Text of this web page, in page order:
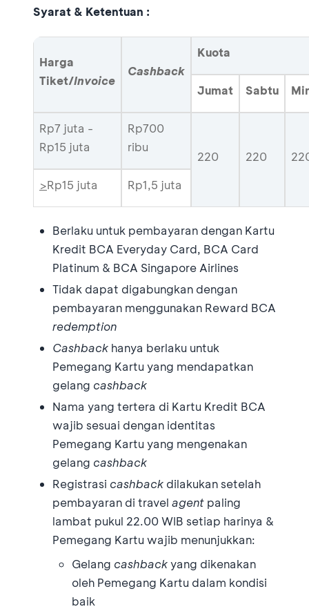
Syarat & Ketentuan :
Harga
Tiket/Invoice
Cashback
Kuota
Jumat Sabtu
Rp7 juta -
Rp15 juta
Rp700
ribu
220 220
>Rp15 juta Rp1,5 juta
Berlaku untuk pembayaran dengan Kartu
Kredit BCA Everyday Card, BCA Card
Platinum & BCA Singapore Airlines
Tidak dapat digabungkan dengan
pembayaran menggunakan Reward BCA
redemption
Cashback hanya berlaku untuk
Pemegang Kartu yang mendapatkan
gelang cashback
Nama yang tertera di Kartu Kredit BCA
wajib sesuai dengan identitas
Pemegang Kartu yang mengenakan
gelang cashback
Registrasi cashback dilakukan setelah
pembayaran di travel agent paling
lambat pukul 22.00 WIB setiap harinya &
Pemegang Kartu wajib menunjukkan:
Gelang cashbackyang dikenakan
oleh Pemegang Kartu dalam kondisi
baik